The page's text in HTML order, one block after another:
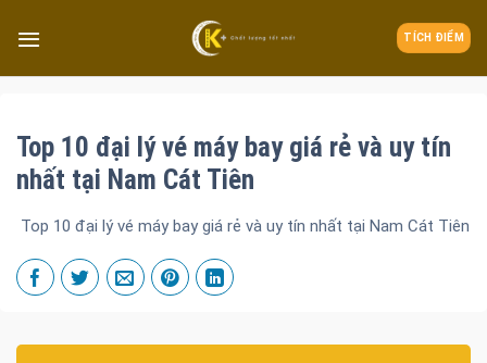
TÍCH ĐIỂM
Top 10 đại lý vé máy bay giá rẻ và uy tín
nhất tại Nam Cát Tiên
Top 10 đại lý vé máy bay giá rẻ và uy tín nhất tại Nam Cát Tiên